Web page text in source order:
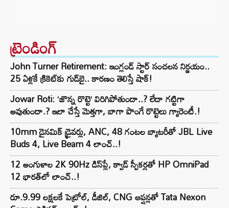
ట్రెండింగ్‌
John Turner Retirement: ఇంగ్లండ్ స్టార్ సంచలన నిర్ణయం..
25 ఏళ్లకే క్రికెట్‌కు గుడ్‌బై.. కారణం తెలిస్తే షాక్!
Jowar Roti: ‘జొన్న రొట్టె’ విరిగిపోతుందా..? లేదా గట్టిగా
అవుతుందా.? ఇలా చేస్తే మెత్తగా, బాగా పొంగే రొట్టెలు గ్యారెంటీ.!
10mm డైనమిక్ డ్రైవర్లు, ANC, 48 గంటల బ్యాటరీతో JBL Live
Buds 4, Live Beam 4 లాంచ్..!
12 అంగుళాల 2K 90Hz డిస్‌ప్లే, క్వాడ్ స్పీకర్లతో HP OmniPad
12 భారత్‌లో లాంచ్..!
రూ.9.99 లక్షలకే పెట్రోల్, డీజిల్, CNG ఆప్షన్లతో Tata Nexon